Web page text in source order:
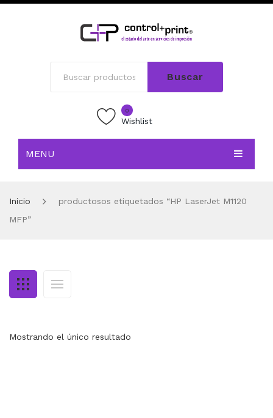
Buscar
0
Wishlist
MENU
TIENDA
MI CUENTA
Inicio
productosos etiquetados “HP LaserJet M1120
MFP”
Mostrando el único resultado